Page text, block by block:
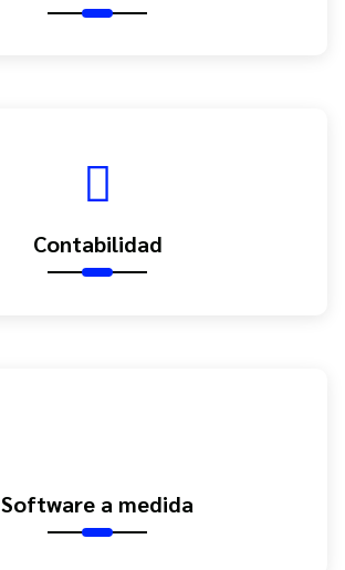
Contabilidad
Software a medida